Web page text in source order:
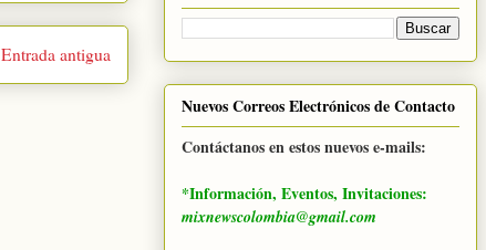
Entrada antigua
Nuevos Correos Electrónicos de Contacto
Contáctanos en estos nuevos e-mails:
*Información, Eventos, Invitaciones:
mixnewscolombia@gmail.com